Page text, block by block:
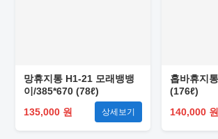
망휴지통 H1-21 모래뱅뱅
이/385*670 (78ℓ)
135,000 원
상세보기
홉바휴지
(176ℓ)
140,000 원